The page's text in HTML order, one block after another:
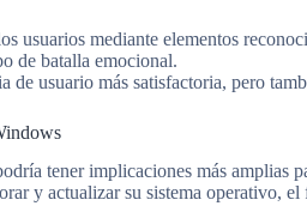
usuarios mediante elementos
de batalla emocional.
de usuario más satisfactoria, pero
tener implicaciones más amplias
y actualizar su sistema operativo, el